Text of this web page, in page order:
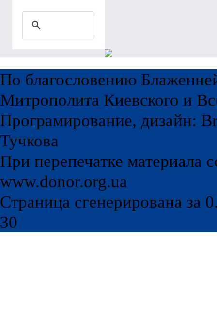
По благословению
Митрополита Киевского и
Програмирование, дизайн:
Тучкова
При перепечатке материала
www.donor.org.ua
Страница сгенерирована за
30